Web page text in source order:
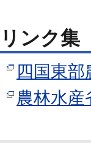
リンク集
四国東
農林水